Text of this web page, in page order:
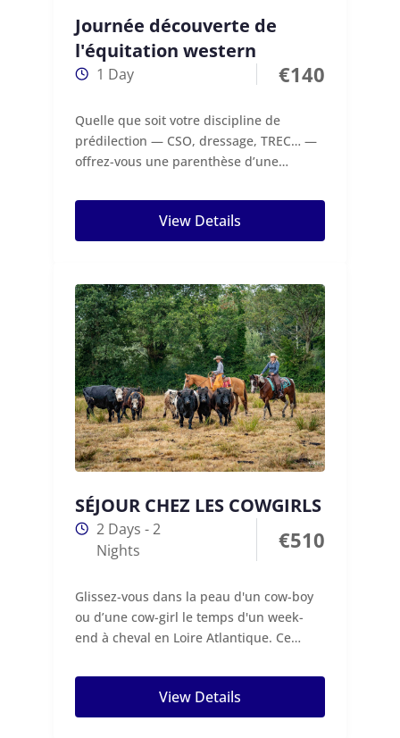
Journée découverte de
l'équitation western
1 Day €140
Quelle que soit votre discipline de
prédilection — CSO, dressage, TREC… —
offrez-vous une parenthèse d’une
View Details
SÉJOUR CHEZ LES COWGIRLS
2 Days - 2
Nights
€510
Glissez-vous dans la peau d'un cow-boy
ou d’une cow-girl le temps d'un week-
end à cheval en Loire Atlantique. Ce
View Details